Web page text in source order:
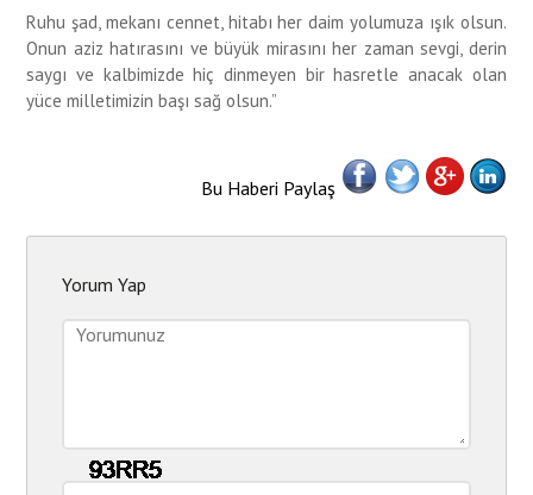
Ruhu şad, mekanı cennet, hitabı her daim yolumuza ışık olsun.
Onun aziz hatırasını ve büyük mirasını her zaman sevgi, derin
saygı ve kalbimizde hiç dinmeyen bir hasretle anacak olan
yüce milletimizin başı sağ olsun.”
Bu Haberi Paylaş
Yorum Yap